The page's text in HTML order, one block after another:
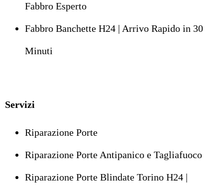
Fabbro Esperto
Fabbro Banchette H24 | Arrivo Rapido in 30
Minuti
Servizi
Riparazione Porte
Riparazione Porte Antipanico e Tagliafuoco
Riparazione Porte Blindate Torino H24 |